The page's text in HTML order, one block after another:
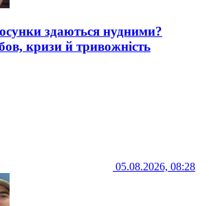
здаються нудними?
кризи й тривожність
05.08.2026, 08:28